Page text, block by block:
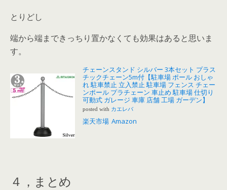
とりどし
端から端まできっちり置かなくても効果はあると思いま
す。
チェーンスタンド シルバー 3本セット プラス
チックチェーン5m付【駐車場 ポール おしゃ
れ 駐車禁止 立入禁止 駐車場 フェンス チェー
ンポール プラチェーン 車止め 駐車場 仕切り
可動式 ガレージ 車庫 店舗 工場 ガーデン】
posted with カエレバ
楽天市場 Amazon
４，まとめ